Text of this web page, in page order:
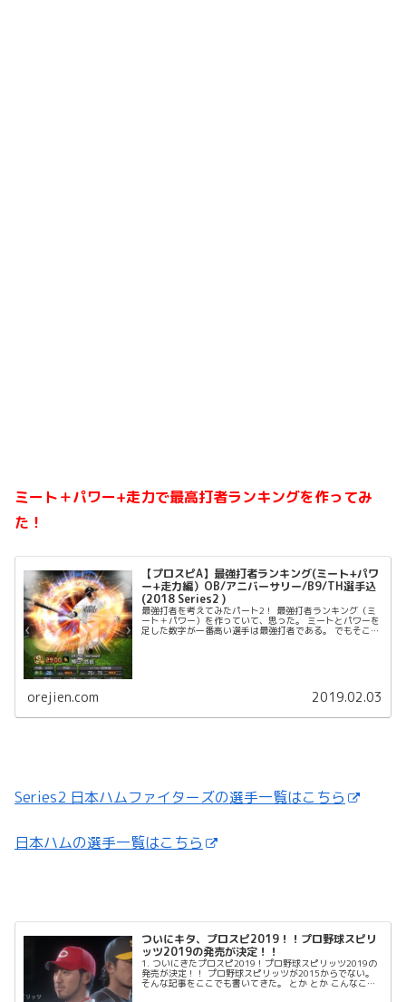
ミート＋パワー+走力で最高打者ランキングを作ってみ
た！
【プロスピA】最強打者ランキング(ミート+パワ
ー+走力編）OB/アニバーサリー/B9/TH選手込
(2018 Series2 )
最強打者を考えてみたパート2！ 最強打者ランキング（ミ
ート＋パワー）を作っていて、思った。 ミートとパワーを
足した数字が一番高い選手は最強打者である。 でもそこに
orejien.com 2019.02.03
Series2 日本ハムファイターズの選手一覧はこちら
日本ハムの選手一覧はこちら
ついにキタ、プロスピ2019！！プロ野球スピリ
ッツ2019の発売が決定！！
1. ついにきたプロスピ2019！プロ野球スピリッツ2019の
発売が決定！！ プロ野球スピリッツが2015からでない。
そんな記事をここでも書いてきた。 とか とか こんなこと